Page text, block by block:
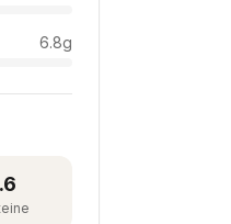
6.8g